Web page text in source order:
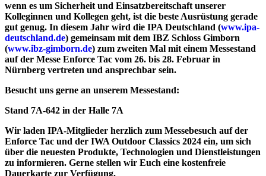
wenn es um Sicherheit und Einsatzbereitschaft unserer
Kolleginnen und Kollegen geht, ist die beste Ausrüstung gerade
gut genug. In diesem Jahr wird die IPA Deutschland (www.ipa-
deutschland.de) gemeinsam mit dem IBZ Schloss Gimborn
(www.ibz-gimborn.de) zum zweiten Mal mit einem Messestand
auf der Messe Enforce Tac vom 26. bis 28. Februar in
Nürnberg vertreten und ansprechbar sein.
Besucht uns gerne an unserem Messestand:
Stand 7A-642 in der Halle 7A
Wir laden IPA-Mitglieder herzlich zum Messebesuch auf der
Enforce Tac und der IWA Outdoor Classics 2024 ein, um sich
über die neuesten Produkte, Technologien und Dienstleistungen
zu informieren. Gerne stellen wir Euch eine kostenfreie
Dauerkarte zur Verfügung.